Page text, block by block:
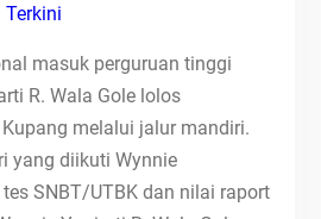
Terkini
masuk perguruan tinggi
R. Wala Gole lolos
melalui jalur mandiri.
yang diikuti Wynnie
SNBT/UTBK dan nilai raport